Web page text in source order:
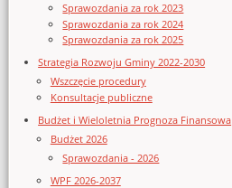
Sprawozdania za rok 2023
Sprawozdania za rok 2024
Sprawozdania za rok 2025
Strategia Rozwoju Gminy 2022-2030
Wszczęcie procedury
Konsultacje publiczne
Budżet i Wieloletnia Prognoza Finansowa
Budżet 2026
Sprawozdania - 2026
WPF 2026-2037